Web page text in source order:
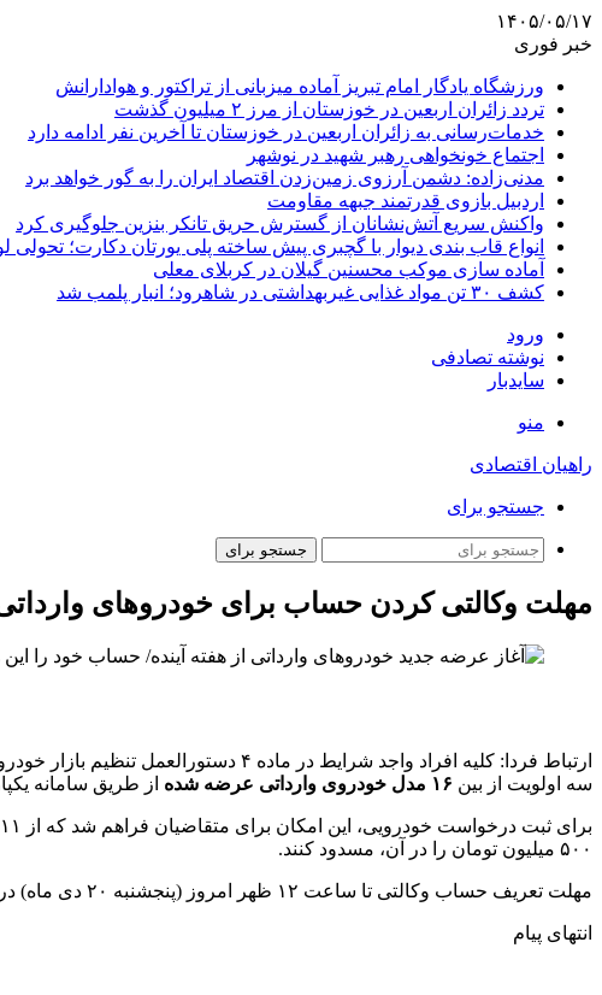
۱۴۰۵/۰۵/۱۷
خبر فوری
ورزشگاه یادگار امام تبریز آماده میزبانی از تراکتور و هوادارانش
تردد زائران اربعین در خوزستان از مرز ۲ میلیون گذشت
خدمات‌رسانی به زائران اربعین در خوزستان تا آخرین نفر ادامه دارد
اجتماع خونخواهی رهبر شهید در نوشهر
مدنی‌زاده: دشمن آرزوی زمین‌زدن اقتصاد ایران را به گور خواهد برد
اردبیل بازوی قدرتمند جبهه مقاومت
واکنش سریع آتش‌نشانان از گسترش حریق تانکر بنزین جلوگیری کرد
انواع قاب بندی دیوار با گچبری پیش ساخته پلی یورتان دکارت؛
آماده سازی موکب محسنین گیلان در کربلای معلی
کشف ۳۰ تن مواد غذایی غیربهداشتی در شاهرود؛ انبار پلمب شد
ورود
نوشته تصادفی
سایدبار
منو
راهیان اقتصادی
جستجو برای
جستجو برای
مهلت وکالتی کردن حساب برای خودروهای
سه اولویت از بین ۱۶ مدل خودروی وارداتی عرضه شده از طریق سامانه
۵۰۰ میلیون تومان را در آن، مسدود کنند.
مهلت تعریف حساب وکالتی تا ساعت ۱۲ ظهر امروز (پنجشنبه ۲۰ دی ماه) در نظر گرفته شده است.
انتهای پیام